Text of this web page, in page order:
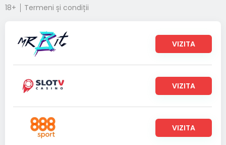
18+ Termeni și condiții
VIZITA
VIZITA
VIZITA